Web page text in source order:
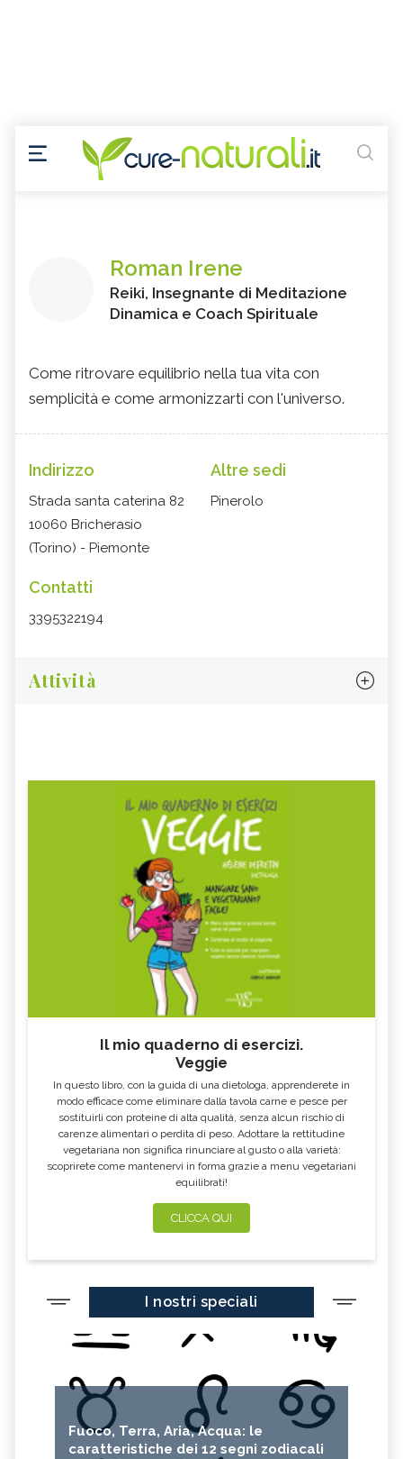
Roman Irene
Reiki, Insegnante di Meditazione
Dinamica e Coach Spirituale
Come ritrovare equilibrio nella tua vita con
semplicità e come armonizzarti con l'universo.
Indirizzo
Strada santa caterina 82
10060 Bricherasio
(Torino) - Piemonte
Altre sedi
Pinerolo
Contatti
3395322194
Attività
Il mio quaderno di esercizi.
Veggie
In questo libro, con la guida di una dietologa, apprenderete in
modo efficace come eliminare dalla tavola carne e pesce per
sostituirli con proteine di alta qualità, senza alcun rischio di
carenze alimentari o perdita di peso. Adottare la rettitudine
vegetariana non significa rinunciare al gusto o alla varietà:
scoprirete come mantenervi in forma grazie a menu vegetariani
equilibrati!
CLICCA QUI
I nostri speciali
Fuoco, Terra, Aria, Acqua: le
caratteristiche dei 12 segni zodiacali